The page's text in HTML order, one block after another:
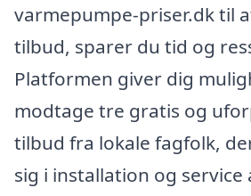
varmepumpe-priser.dk til
tilbud, sparer du tid og
Platformen giver dig
modtage tre gratis og
tilbud fra lokale fagfolk,
sig i installation og service